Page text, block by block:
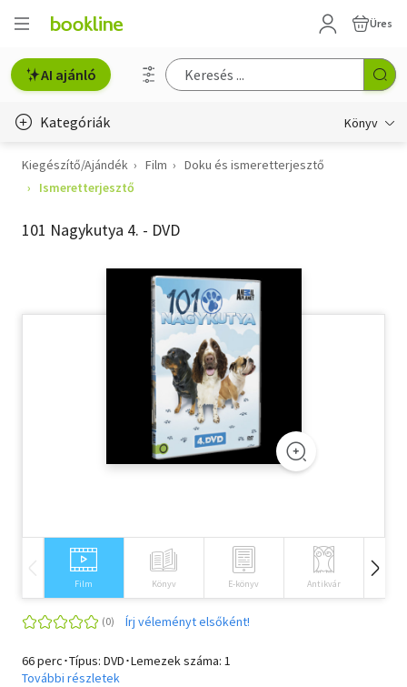
Üres
AI ajánló
Kategóriák Könyv
Életmód, egészség
Gyermek- és ifjúsági
Természettudomány
Történelem
Kiegészítő/Ajándék Film
Doku és ismeretterjesztő
Ismeretterjesztő
101 Nagykutya 4. - DVD
Film Könyv E-könyv Antikvár
Írj véleményt elsőként!
66 perc･Típus: DVD･Lemezek száma: 1
További részletek